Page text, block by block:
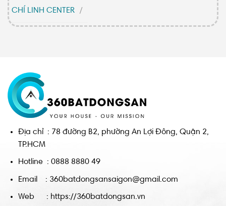
CHÍ LINH CENTER
Địa chỉ : 78 đường B2, phường An Lợi Đông, Quận 2,
TP.HCM
Hotline : 0888 8880 49
Email : 360batdongsansaigon@gmail.com
Web : https://360batdongsan.vn